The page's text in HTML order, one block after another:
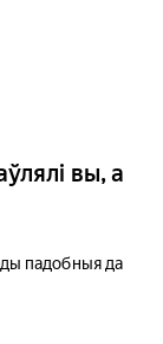
вы, а
падобныя да